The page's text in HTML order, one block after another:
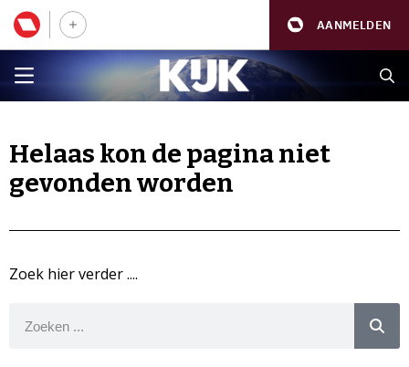
AANMELDEN
Helaas kon de pagina niet
gevonden worden
Zoek hier verder ....